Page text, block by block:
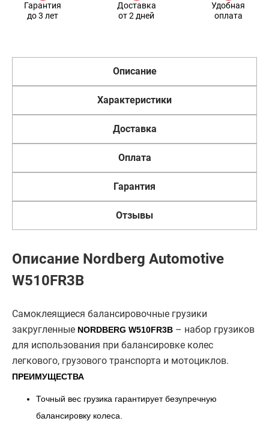
Гарантия
до 3 лет
Доставка
от 2 дней
Удобная
оплата
Описание
Характеристики
Доставка
Оплата
Гарантия
Отзывы
Описание Nordberg Automotive
W510FR3B
Самоклеящиеся балансировочные грузики
закругленные NORDBERG W510FR3B – набор грузиков
для использования при балансировке колес
легкового, грузового транспорта и мотоциклов.
ПРЕИМУЩЕСТВА
Точный вес грузика гарантирует безупречную
балансировку колеса.